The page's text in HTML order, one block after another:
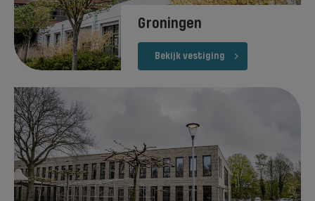
Groningen
Bekijk vestiging